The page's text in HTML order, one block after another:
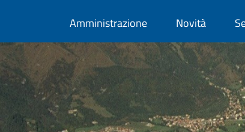
Amministrazione Novità